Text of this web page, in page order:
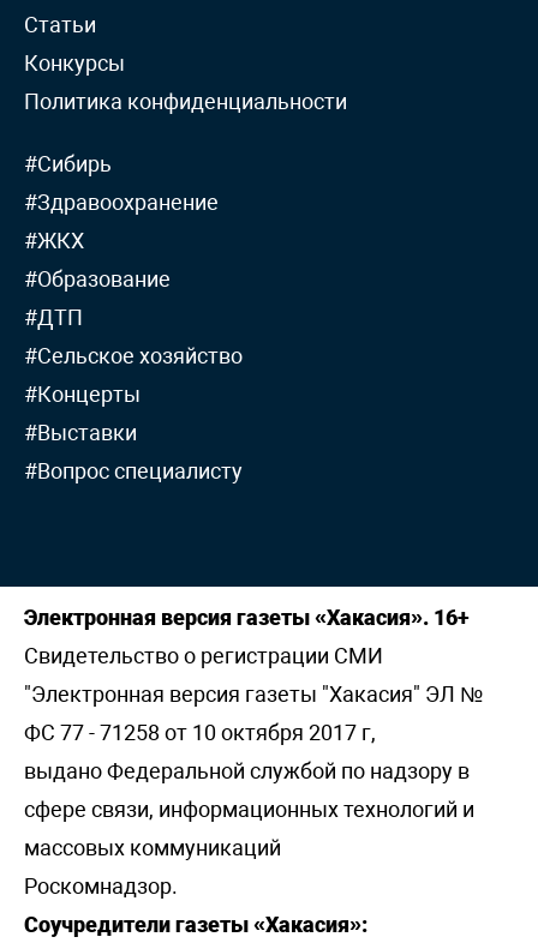
Статьи
Конкурсы
Политика конфиденциальности
#Сибирь
#Здравоохранение
#ЖКХ
#Образование
#ДТП
#Сельское хозяйство
#Концерты
#Выставки
#Вопрос специалисту
Электронная версия газеты «Хакасия». 16+
Свидетельство о регистрации СМИ
"Электронная версия газеты "Хакасия" ЭЛ №
ФС 77 - 71258 от 10 октября 2017 г,
выдано Федеральной службой по надзору в
сфере связи, информационных технологий и
массовых коммуникаций
Роскомнадзор.
Соучредители газеты «Хакасия»: